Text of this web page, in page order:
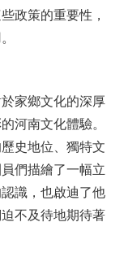
政策的重要性，
家鄉文化的深厚
河南文化體驗。
史地位、獨特文
們描繪了一幅立
識，也啟迪了他
不及待地期待著